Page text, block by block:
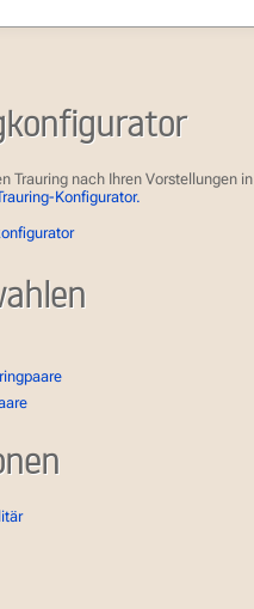
Trauring nach Ihren Vorstellungen in
Konfigurator.